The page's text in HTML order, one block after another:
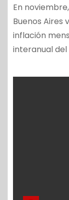
En
Buenos Aires
inflación
interanual del